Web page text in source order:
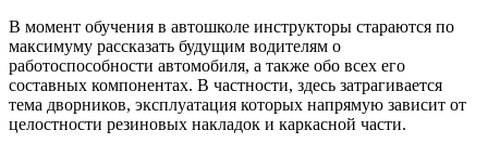
В момент обучения в автошколе инструкторы стараются по
максимуму рассказать будущим водителям о
работоспособности автомобиля, а также обо всех его
составных компонентах. В частности, здесь затрагивается
тема дворников, эксплуатация которых напрямую зависит от
целостности резиновых накладок и каркасной части.